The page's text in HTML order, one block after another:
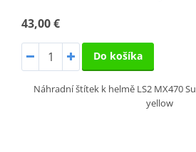
43,00 €
Do košíka
Náhradní štítek k helmě LS2 MX470
yellow